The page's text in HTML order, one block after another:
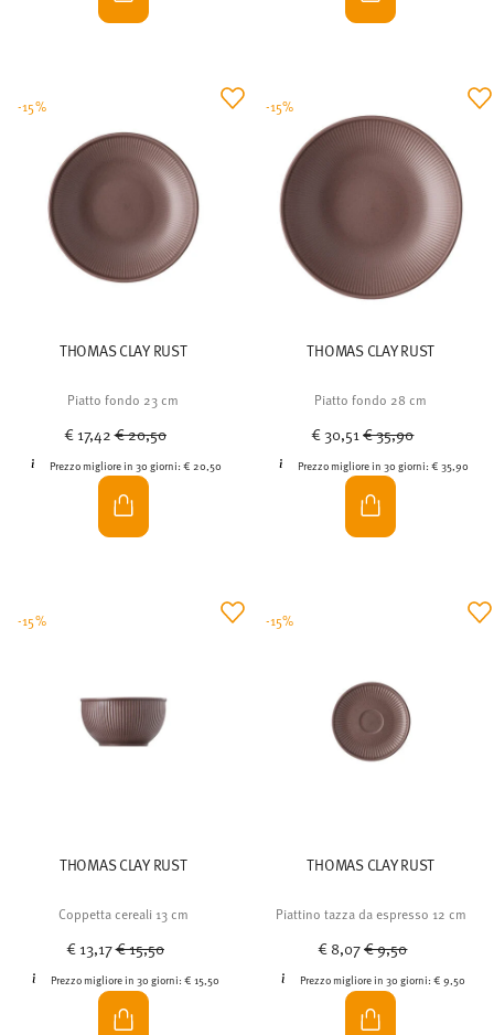
THOMAS CLAY RUST
Piatto fondo 23 cm
€ 17,42Price reduced from
€ 20,50
Prezzo migliore in 30 giorni: € 20,50
-15%
THOMAS CLAY RUST
Piatto fondo 28 cm
€ 30,51Price reduced from
€ 35,90
Prezzo migliore in 30 giorni: € 35,90
-15%
THOMAS CLAY RUST
Coppetta cereali 13 cm
€ 13,17Price reduced from
€ 15,50
Prezzo migliore in 30 giorni:€ 15,50
-15%
THOMAS CLAY RUST
Piattino tazza da espresso 12 cm
€ 8,07Price reduced from
€ 9,50
Prezzo migliore in 30 giorni:€ 9,50
-15%